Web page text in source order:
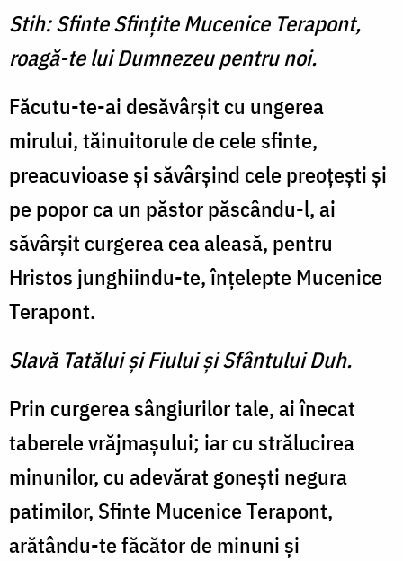
Stih: Sfinte Sfinţite Mucenice Terapont,
roagă-te lui Dumnezeu pentru noi.
Făcutu-te-ai desăvârşit cu ungerea
mirului, tăinuitorule de cele sfinte,
preacuvioase şi săvârşind cele preoţeşti şi
pe popor ca un păstor păscându-l, ai
săvârşit curgerea cea aleasă, pentru
Hristos junghiindu-te, înţelepte Mucenice
Terapont.
Slavă Tatălui şi Fiului şi Sfântului Duh.
Prin curgerea sângiurilor tale, ai înecat
taberele vrăjmaşului; iar cu strălucirea
minunilor, cu adevărat goneşti negura
patimilor, Sfinte Mucenice Terapont,
arătându-te făcător de minuni şi